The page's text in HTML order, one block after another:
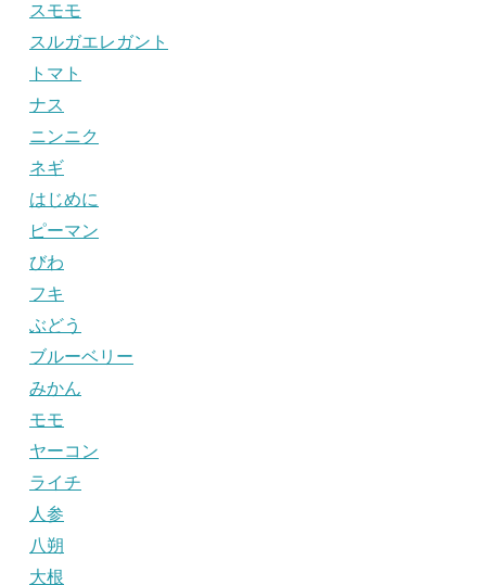
スモモ
スルガエレガント
トマト
ナス
ニンニク
ネギ
はじめに
ピーマン
びわ
フキ
ぶどう
ブルーベリー
みかん
モモ
ヤーコン
ライチ
人参
八朔
大根